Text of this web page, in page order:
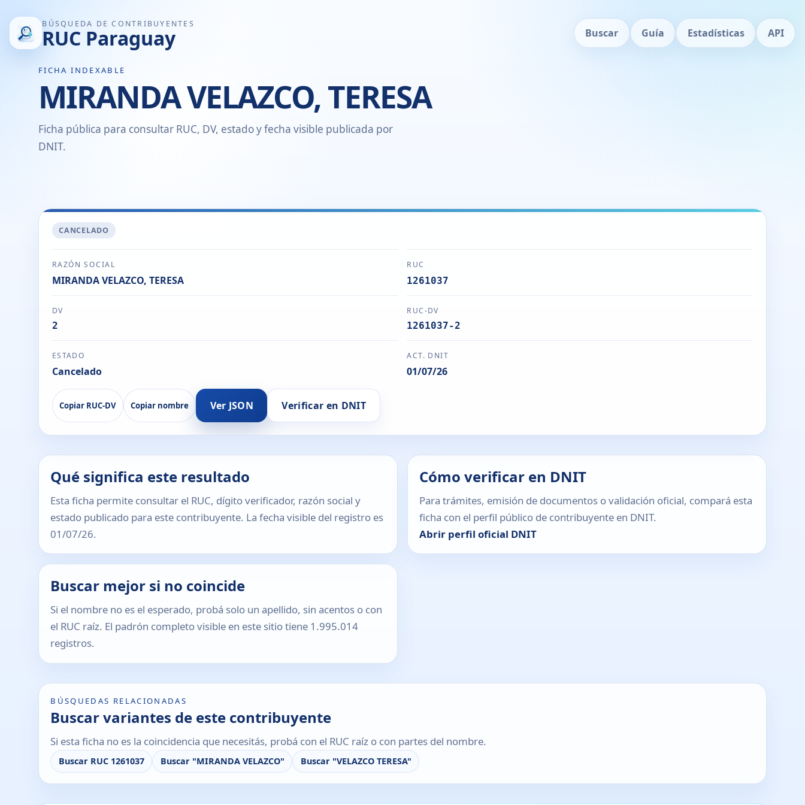
BÚSQUEDA DE CONTRIBUYENTES
RUC Paraguay Buscar Guía Estadísticas API
FICHA INDEXABLE
MIRANDA VELAZCO, TERESA
Ficha pública para consultar RUC, DV, estado y fecha visible publicada por
DNIT.
CANCELADO
RAZÓN SOCIAL
MIRANDA VELAZCO, TERESA
RUC
1261037
DV
2
RUC-DV
1261037-2
ESTADO
Cancelado
ACT. DNIT
01/07/26
Copiar RUC-DV Copiar nombre Ver JSON Verificar en DNIT
Qué significa este resultado
Esta ficha permite consultar el RUC, dígito verificador, razón social y
estado publicado para este contribuyente. La fecha visible del registro es
01/07/26.
Cómo verificar en DNIT
Para trámites, emisión de documentos o validación oficial, compará esta
ficha con el perfil público de contribuyente en DNIT.
Abrir perfil oficial DNIT
Buscar mejor si no coincide
Si el nombre no es el esperado, probá solo un apellido, sin acentos o con
el RUC raíz. El padrón completo visible en este sitio tiene 1.995.014
registros.
BÚSQUEDAS RELACIONADAS
Buscar variantes de este contribuyente
Si esta ficha no es la coincidencia que necesitás, probá con el RUC raíz o con partes del nombre.
Buscar RUC 1261037 Buscar "MIRANDA VELAZCO" Buscar "VELAZCO TERESA"